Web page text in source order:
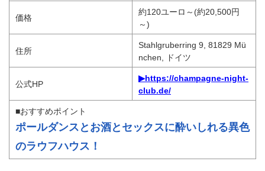
価格
約120ユーロ～(約20,500円
～)
住所
Stahlgruberring 9, 81829 Mü
nchen, ドイツ
公式HP
▶https://champagne-night-
club.de/
■おすすめポイント
ポールダンスとお酒とセックスに酔いしれる異色
のラウフハウス！